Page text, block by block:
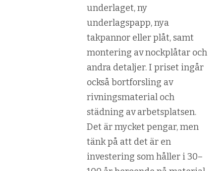
underlaget, ny
underlagspapp, nya
takpannor eller plåt, samt
montering av nockplåtar och
andra detaljer. I priset ingår
också bortforsling av
rivningsmaterial och
städning av arbetsplatsen.
Det är mycket pengar, men
tänk på att det är en
investering som håller i 30–